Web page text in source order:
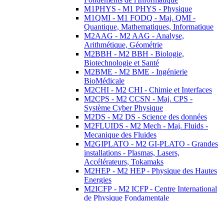
M1PHYS - M1 PHYS - Physique
M1QMI - M1 FODQ - Maj. QMI -
Quantique, Mathematiques, Informatique
M2AAG - M2 AAG - Analyse,
Arithmétique, Géométrie
M2BBH - M2 BBH - Biologie,
Biotechnologie et Santé
M2BME - M2 BME - Ingénierie
BioMédicale
M2CHI - M2 CHI - Chimie et Interfaces
M2CPS - M2 CCSN - Maj. CPS -
Système Cyber Physique
M2DS - M2 DS - Science des données
M2FLUIDS - M2 Mech - Maj. Fluids -
Mecanique des Fluides
M2GIPLATO - M2 GI-PLATO - Grandes
installations - Plasmas, Lasers,
Accélérateurs, Tokamaks
M2HEP - M2 HEP - Physique des Hautes
Energies
M2ICFP - M2 ICFP - Centre International
de Physique Fondamentale